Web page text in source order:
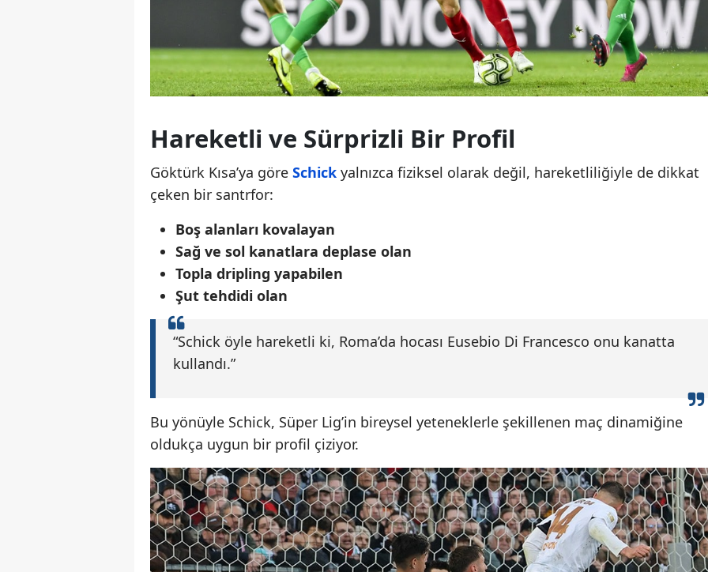
Hareketli ve Sürprizli Bir Profil
Göktürk Kısa’ya göre Schick yalnızca fiziksel olarak değil, hareketliliğiyle de dikkat
çeken bir santrfor:
Boş alanları kovalayan
Sağ ve sol kanatlara deplase olan
Topla dripling yapabilen
Şut tehdidi olan
“Schick öyle hareketli ki, Roma’da hocası Eusebio Di Francesco onu kanatta
kullandı.”
Bu yönüyle Schick, Süper Lig’in bireysel yeteneklerle şekillenen maç dinamiğine
oldukça uygun bir profil çiziyor.